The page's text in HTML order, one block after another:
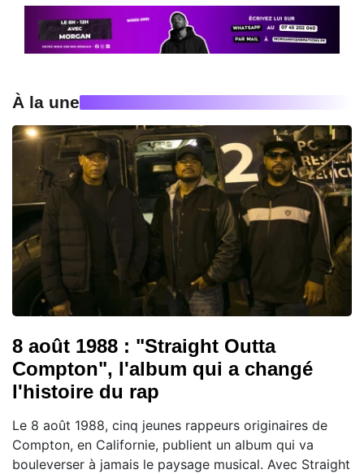
À la une
8 août 1988 : "Straight Outta
Compton", l'album qui a changé
l'histoire du rap
Le 8 août 1988, cinq jeunes rappeurs originaires de
Compton, en Californie, publient un album qui va
bouleverser à jamais le paysage musical. Avec Straight